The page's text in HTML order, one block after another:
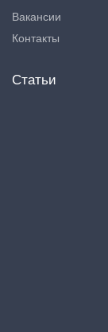
Вакансии
Контакты
Статьи